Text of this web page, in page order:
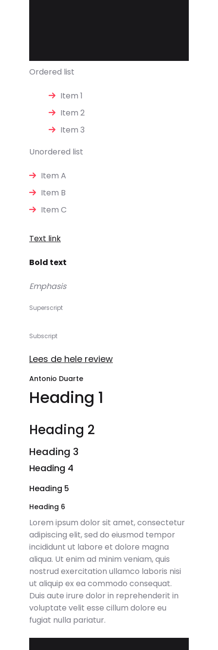
Ordered list
Item 1
Item 2
Item 3
Unordered list
Item A
Item B
Item C
Text link
Bold text
Emphasis
Superscript
Subscript
Lees de hele review
Antonio Duarte
Heading 1
Heading 2
Heading 3
Heading 4
Heading 5
Heading 6
Lorem ipsum dolor sit amet, consectetur
adipiscing elit, sed do eiusmod tempor
incididunt ut labore et dolore magna
aliqua. Ut enim ad minim veniam, quis
nostrud exercitation ullamco laboris nisi
ut aliquip ex ea commodo consequat.
Duis aute irure dolor in reprehenderit in
voluptate velit esse cillum dolore eu
fugiat nulla pariatur.